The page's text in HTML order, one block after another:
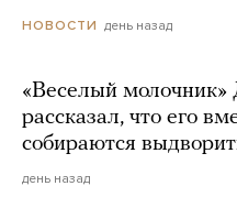
НОВОСТИ день назад
«Веселый молочник»
рассказал, что его
собираются
день назад